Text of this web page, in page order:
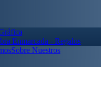
Enmarcada - Regalos
Sobre Nuestros